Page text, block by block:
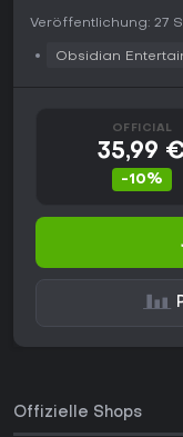
Veröffentlichung: 27
Obsidian
OFFICIAL
35,99
-10%
Offizielle Shops